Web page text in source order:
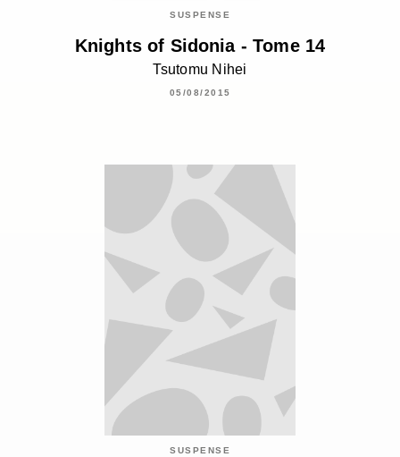
SUSPENSE
Knights of Sidonia - Tome 14
Tsutomu Nihei
05/08/2015
SUSPENSE